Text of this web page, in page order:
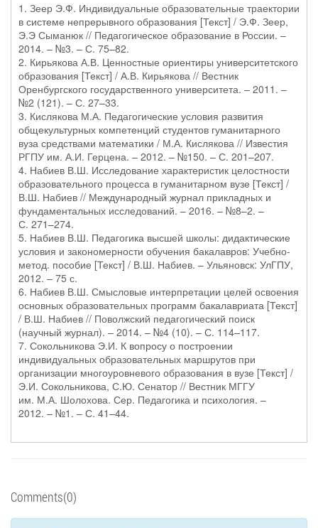
1. Зеер Э.Ф. Индивидуальные образовательные траектории
в системе непрерывного образования [Текст] / Э.Ф. Зеер,
Э.Э Сыманюк // Педагогическое образование в России. –
2014. – №3. – С. 75–82.
2. Кирьякова А.В. Ценностные ориентиры университетского
образования [Текст] / А.В. Кирьякова // Вестник
Оренбургского государственного университета. – 2011. –
№2 (121). – С. 27–33.
3. Кислякова М.А. Педагогические условия развития
общекультурных компетенций студентов гуманитарного
вуза средствами математики / М.А. Кислякова // Известия
РГПУ им. А.И. Герцена. – 2012. – №150. – С. 201–207.
4. Набиев В.Ш. Исследование характеристик целостности
образовательного процесса в гуманитарном вузе [Текст] /
В.Ш. Набиев // Международный журнал прикладных и
фундаментальных исследований. – 2016. – №8–2. –
С. 271–274.
5. Набиев В.Ш. Педагогика высшей школы: дидактические
условия и закономерности обучения бакалавров: Учебно-
метод. пособие [Текст] / В.Ш. Набиев. – Ульяновск: УлГПУ,
2012. – 75 с.
6. Набиев В.Ш. Смысловые интерпретации целей освоения
основных образовательных программ бакалавриата [Текст]
/ В.Ш. Набиев // Поволжский педагогический поиск
(научный журнал). – 2014. – №4 (10). – С. 114–117.
7. Сокольникова Э.И. К вопросу о построении
индивидуальных образовательных маршрутов при
организации многоуровневого образования в вузе [Текст] /
Э.И. Сокольникова, С.Ю. Сенатор // Вестник МГГУ
им. М.А. Шолохова. Сер. Педагогика и психология. –
2012. – №1. – С. 41–44.
Comments(0)